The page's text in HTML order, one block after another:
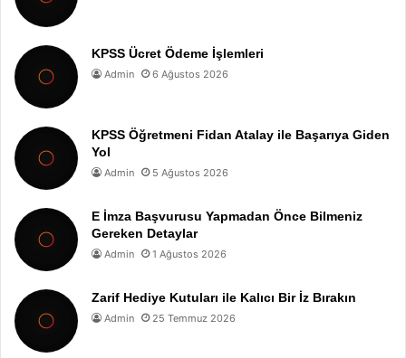
KPSS Ücret Ödeme İşlemleri
Admin 6 Ağustos 2026
KPSS Öğretmeni Fidan Atalay ile Başarıya Giden
Yol
Admin 5 Ağustos 2026
E İmza Başvurusu Yapmadan Önce Bilmeniz
Gereken Detaylar
Admin 1 Ağustos 2026
Zarif Hediye Kutuları ile Kalıcı Bir İz Bırakın
Admin 25 Temmuz 2026